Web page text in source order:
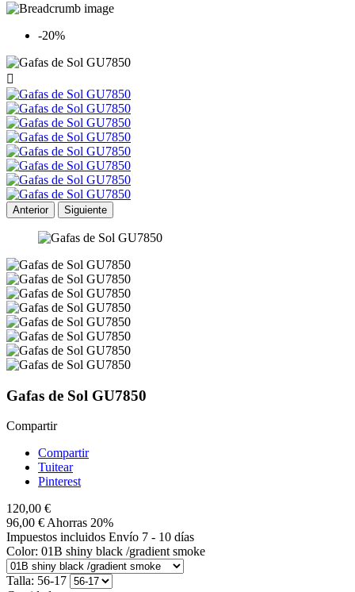
-20%

Anterior Siguiente
Gafas de Sol GU7850
Compartir
Compartir
Tuitear
Pinterest
120,00 €
96,00 €Ahorras 20%
Impuestos incluidos Envío 7 - 10 días
Color: 01B shiny black /gradient smoke
Talla: 56-17